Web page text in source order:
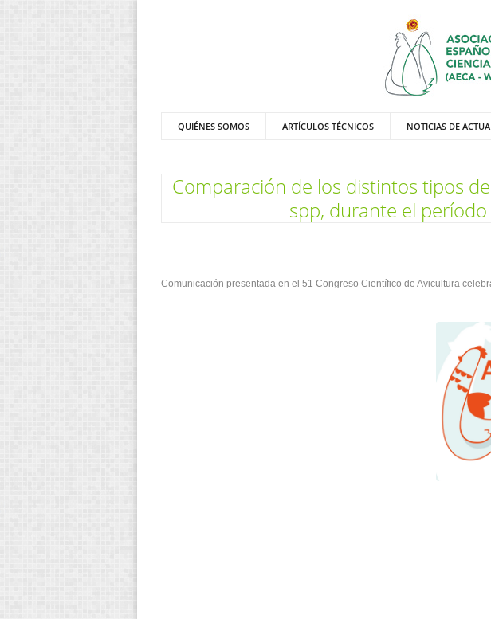
QUIÉNES SOMOS ARTÍCULOS TÉCNICOS NOTICIAS DE
Comparación de los distintos tipos
spp, durante el
Comunicación presentada en el 51 Congreso Científico de Avicultura